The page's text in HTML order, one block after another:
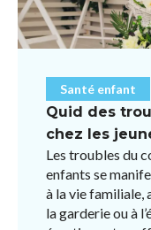
Santé enfant
Quid des
chez les
Les troubles du
enfants se
à la vie familiale,
la garderie ou à